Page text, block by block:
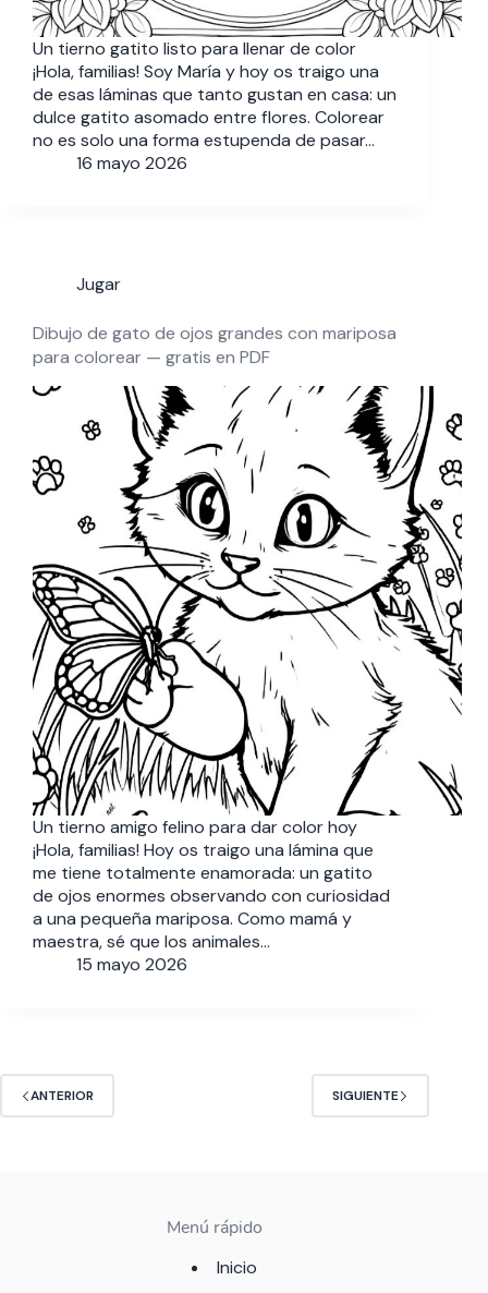
Un tierno gatito listo para llenar de color
¡Hola, familias! Soy María y hoy os traigo una
de esas láminas que tanto gustan en casa: un
dulce gatito asomado entre flores. Colorear
no es solo una forma estupenda de pasar…
16 mayo 2026
Jugar
Dibujo de gato de ojos grandes con mariposa
para colorear — gratis en PDF
Un tierno amigo felino para dar color hoy
¡Hola, familias! Hoy os traigo una lámina que
me tiene totalmente enamorada: un gatito
de ojos enormes observando con curiosidad
a una pequeña mariposa. Como mamá y
maestra, sé que los animales…
15 mayo 2026
ANTERIOR SIGUIENTE
Menú rápido
Inicio